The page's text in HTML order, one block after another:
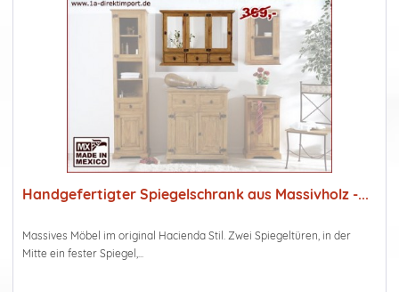
Handgefertigter Spiegelschrank aus Massivholz -...
Massives Möbel im original Hacienda Stil. Zwei Spiegeltüren, in der
Mitte ein fester Spiegel,...